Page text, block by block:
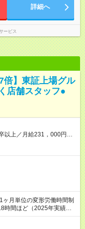
詳細へ
ービス
倍】東証上場グル
店舗スタッフ●
以上／月給231，000円～
310，000円 ★エリア
県、群馬県、茨城県 月1
は、別途月1万円支給（実
だし、短時間勤務・早番
ップ！ 職務内容に応じて
就いた時点で年収がUPす
で店長に就いています。
月単位の変形労働時間制
時間ほど（2025年実績）
勤務時間は店舗により異